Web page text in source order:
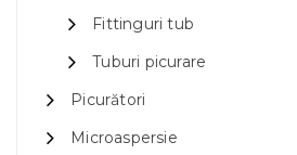
Fittinguri tub
Tuburi picurare
Picurători
Microaspersie